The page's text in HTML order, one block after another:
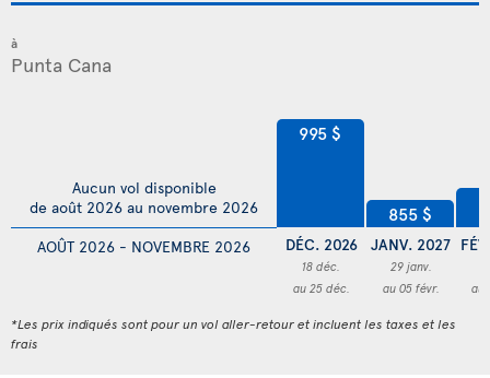
à
AOÛT 2026 - NOVEMBRE 2026
Aucun vol disponible
de août 2026 au novembre 2026
995 $
DÉC. 2026
18 déc.
au 25 déc.
855 $
JANV. 2027
29 janv.
au 05 févr.
au
*Les prix indiqués sont pour un vol aller-retour et incluent les taxes et les
frais